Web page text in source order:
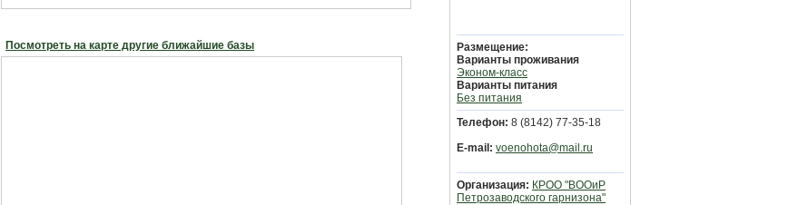
Посмотреть на карте другие ближайшие базы
Размещение:
Варианты проживания
Эконом-класс
Варианты питания
Без питания
Телефон: 8 (8142) 77-35-18
E-mail: voenohota@mail.ru
Организация: КРОО "ВООиР
Петрозаводского гарнизона"